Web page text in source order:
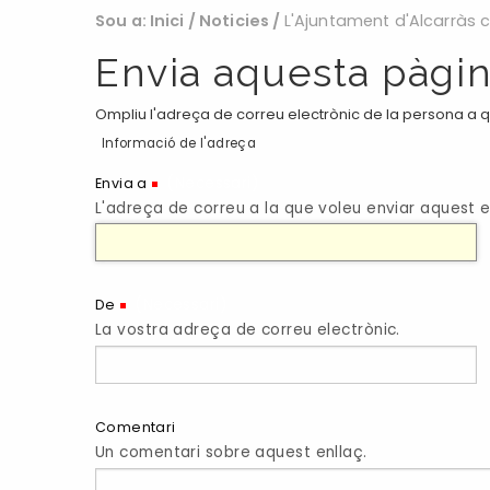
Sou a: Inici / Noticies / L'Ajuntament d'Alcarràs
Envia aquesta
Ompliu l'adreça de correu electrònic de la persona a
Informació de l'adreça
Envia a
L'adreça de correu a la que voleu enviar aquest
De
La vostra adreça de correu electrònic.
Comentari
Un comentari sobre aquest enllaç.